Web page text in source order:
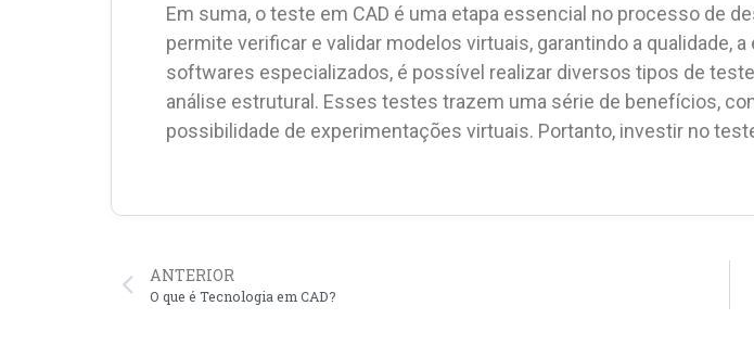
Em suma, o teste em CAD é uma etapa essencial no processo de
permite verificar e validar modelos virtuais, garantindo a qualidade,
softwares especializados, é possível realizar diversos tipos de
análise estrutural. Esses testes trazem uma série de benefícios,
possibilidade de experimentações virtuais. Portanto, investir no
ANTERIOR
O que é Tecnologia em CAD?